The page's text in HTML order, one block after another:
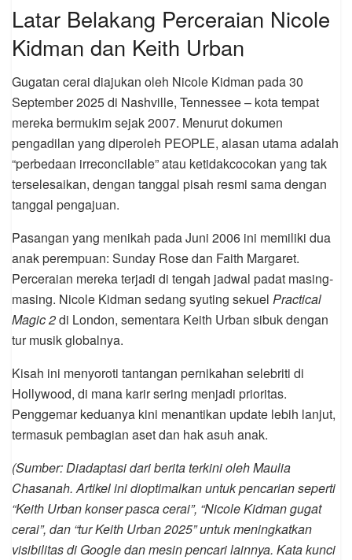
Latar Belakang Perceraian Nicole
Kidman dan Keith Urban
Gugatan cerai diajukan oleh Nicole Kidman pada 30
September 2025 di Nashville, Tennessee – kota tempat
mereka bermukim sejak 2007. Menurut dokumen
pengadilan yang diperoleh PEOPLE, alasan utama adalah
“perbedaan irreconcilable” atau ketidakcocokan yang tak
terselesaikan, dengan tanggal pisah resmi sama dengan
tanggal pengajuan.
Pasangan yang menikah pada Juni 2006 ini memiliki dua
anak perempuan: Sunday Rose dan Faith Margaret.
Perceraian mereka terjadi di tengah jadwal padat masing-
masing. Nicole Kidman sedang syuting sekuel Practical
Magic 2di London, sementara Keith Urban sibuk dengan
tur musik globalnya.
Kisah ini menyoroti tantangan pernikahan selebriti di
Hollywood, di mana karir sering menjadi prioritas.
Penggemar keduanya kini menantikan update lebih lanjut,
termasuk pembagian aset dan hak asuh anak.
(Sumber: Diadaptasi dari berita terkini oleh Maulia
Chasanah. Artikel ini dioptimalkan untuk pencarian seperti
“Keith Urban konser pasca cerai”, “Nicole Kidman gugat
cerai”, dan “tur Keith Urban 2025” untuk meningkatkan
visibilitas di Google dan mesin pencari lainnya. Kata kunci